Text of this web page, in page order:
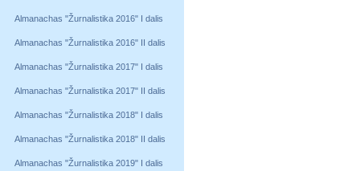
Almanachas "Žurnalistika 2016" I dalis
Almanachas "Žurnalistika 2016" II dalis
Almanachas "Žurnalistika 2017" I dalis
Almanachas "Žurnalistika 2017" II dalis
Almanachas "Žurnalistika 2018" I dalis
Almanachas "Žurnalistika 2018" II dalis
Almanachas "Žurnalistika 2019" I dalis